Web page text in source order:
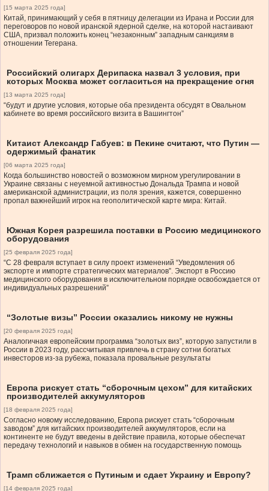
[15 марта 2025 года]
Китай, принимающий у себя в пятницу делегации из Ирана и России для
переговоров по новой иранской ядерной сделке, на которой настаивают
США, призвал положить конец “незаконным” западным санкциям в
отношении Тегерана.
Российский олигарх Дерипаска назвал 3 условия, при
которых Москва может согласиться на прекращение огня
[13 марта 2025 года]
“будут и другие условия, которые оба президента обсудят в Овальном
кабинете во время российского визита в Вашингтон”
Китаист Александр Габуев: в Пекине считают, что Путин —
одержимый фанатик
[06 марта 2025 года]
Когда большинство новостей о возможном мирном урегулировании в
Украине связаны с неуемной активностью Дональда Трампа и новой
американской администрации, из поля зрения, кажется, совершенно
пропал важнейший игрок на геополитической карте мира: Китай.
Южная Корея разрешила поставки в Россию медицинского
оборудования
[25 февраля 2025 года]
“С 28 февраля вступает в силу проект изменений “Уведомления об
экспорте и импорте стратегических материалов”. Экспорт в Россию
медицинского оборудования в исключительном порядке освобождается от
индивидуальных разрешений”
“Золотые визы” России оказались никому не нужны
[20 февраля 2025 года]
Аналогичная европейским программа “золотых виз”, которую запустили в
России в 2023 году, рассчитывая привлечь в страну сотни богатых
инвесторов из-за рубежа, показала провальные результаты
Европа рискует стать “сборочным цехом” для китайских
производителей аккумуляторов
[18 февраля 2025 года]
Согласно новому исследованию, Европа рискует стать “сборочным
заводом” для китайских производителей аккумуляторов, если на
континенте не будут введены в действие правила, которые обеспечат
передачу технологий и навыков в обмен на государственную помощь
Трамп сближается с Путиным и сдает Украину и Европу?
[14 февраля 2025 года]